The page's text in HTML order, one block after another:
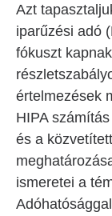
Azt
iparűzési adó
fókuszt
értelmezések
HIPA
és a
ismeretei a